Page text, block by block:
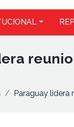
Paraguay lidera